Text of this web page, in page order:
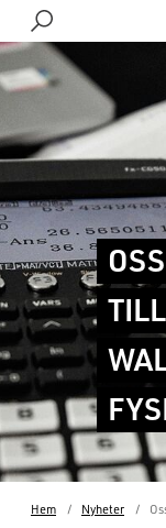
Hem Nyheter